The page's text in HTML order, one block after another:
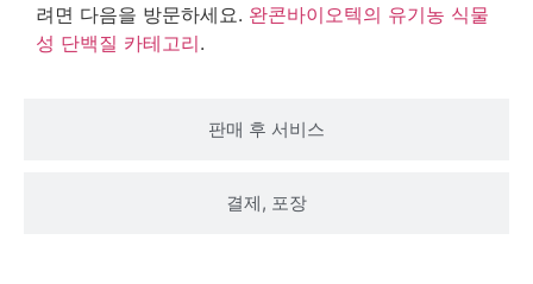
판매 후 서비스
결제, 포장
려면 다음을 방문하세요. 완콘바이오텍의 유기농 식물
성 단백질 카테고리.